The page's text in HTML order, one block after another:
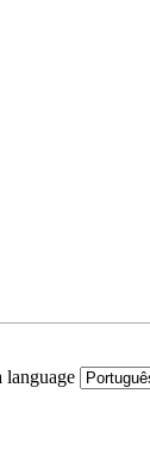
language